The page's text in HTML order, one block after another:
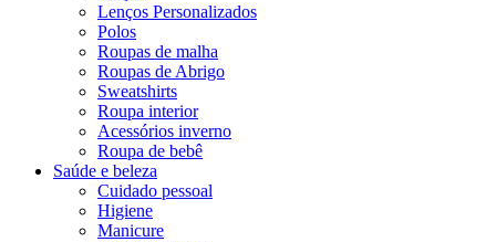
Lenços Personalizados
Polos
Roupas de malha
Roupas de Abrigo
Sweatshirts
Roupa interior
Acessórios inverno
Roupa de bebê
Saúde e beleza
Cuidado pessoal
Higiene
Manicure